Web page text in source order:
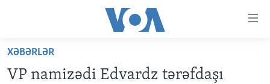
Skip
main
XƏBƏRLƏR
VP namizədi Edvardz tərəfdaşı